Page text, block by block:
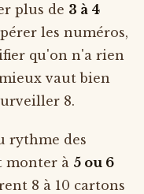
plus de 3 à 4
les numéros,
qu'on n'a rien
vaut bien
8.
rythme des
monter à 5 ou 6
8 à 10 cartons